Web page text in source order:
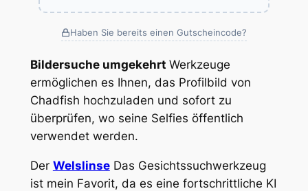
Haben Sie bereits einen Gutscheincode?
Bildersuche umgekehrt Werkzeuge
ermöglichen es Ihnen, das Profilbild von
Chadfish hochzuladen und sofort zu
überprüfen, wo seine Selfies öffentlich
verwendet werden.
Der WelslinseDas Gesichtssuchwerkzeug
ist mein Favorit, da es eine fortschrittliche KI